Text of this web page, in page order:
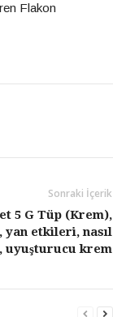
Flakon
Sonraki İçerik
5 G Tüp (Krem),
yan etkileri, nasıl
uyuşturucu krem